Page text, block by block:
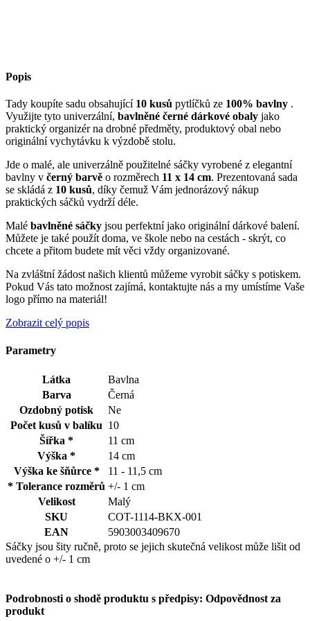
Popis
Tady koupíte sadu obsahující 10 kusů pytlíčků ze 100% bavlny .
Využijte tyto univerzální, bavlněné černé dárkové obaly jako
praktický organizér na drobné předměty, produktový obal nebo
originální vychytávku k výzdobě stolu.
Jde o malé, ale univerzálně použitelné sáčky vyrobené z elegantní
bavlny v černý barvě o rozměrech 11 x 14 cm. Prezentovaná sada
se skládá z 10 kusů, díky čemuž Vám jednorázový nákup
praktických sáčků vydrží déle.
Malé bavlněné sáčky jsou perfektní jako originální dárkové balení.
Můžete je také použít doma, ve škole nebo na cestách - skrýt, co
chcete a přitom budete mít věci vždy organizované.
Na zvláštní žádost našich klientů můžeme vyrobit sáčky s potiskem.
Pokud Vás tato možnost zajímá, kontaktujte nás a my umístíme Vaše
logo přímo na materiál!
Zobrazit celý popis
Parametry
Látka
Bavlna
Barva
Černá
Ozdobný potisk
Ne
Počet kusů v balíku 10
Šířka *
11 cm
Výška *
14 cm
Výška ke šňůrce *
11 - 11,5 cm
* Tolerance rozměrů +/- 1 cm
Velikost
Malý
SKU
COT-1114-BKX-001
EAN
5903003409670
Sáčky jsou šity ručně, proto se jejich skutečná velikost může lišit od
uvedené o +/- 1 cm
Podrobnosti o shodě produktu s předpisy: Odpovědnost za
produkt